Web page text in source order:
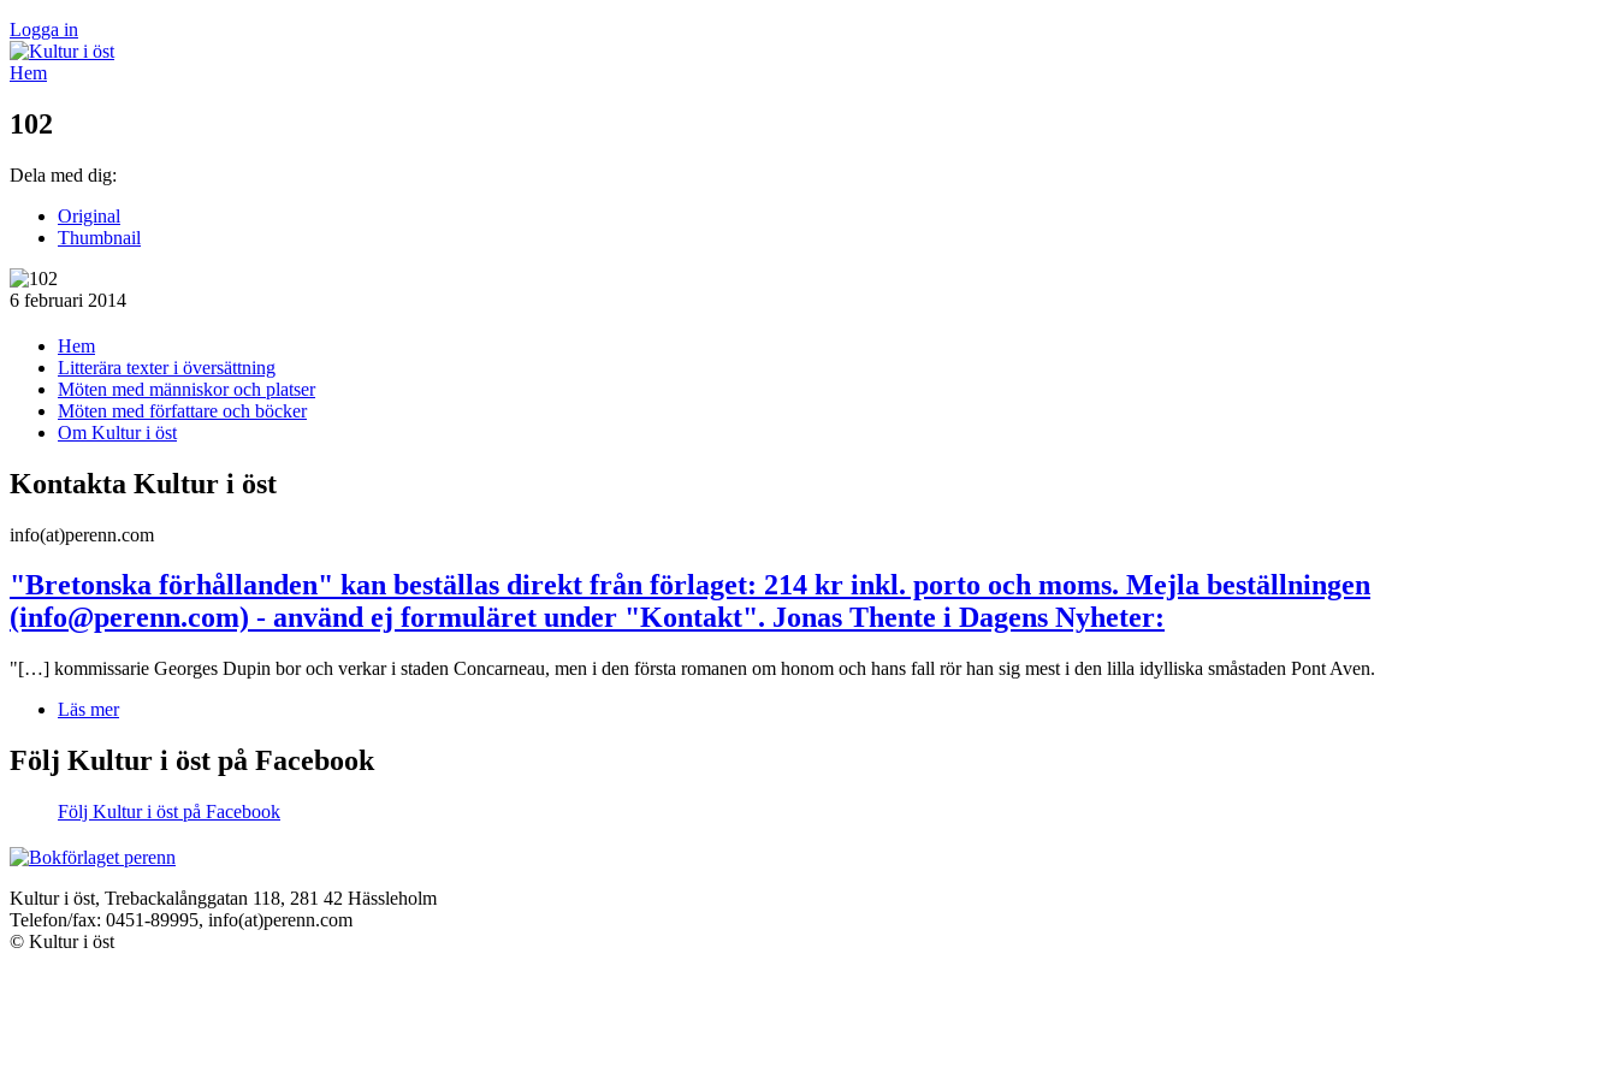
Logga in
Hem
102
Dela med dig:
Original
Thumbnail
6 februari 2014
Hem
Litterära texter i översättning
Möten med människor och platser
Möten med författare och böcker
Om Kultur i öst
Kontakta Kultur i öst
info(at)perenn.com
"Bretonska förhållanden" kan beställas direkt från förlaget: 214 kr inkl. porto och moms. Mejla beställningen
(info@perenn.com) - använd ej formuläret under "Kontakt". Jonas Thente i Dagens Nyheter:
"[…] kommissarie Georges Dupin bor och verkar i staden Concarneau, men i den första romanen om honom och hans fall rör han sig mest i den lilla idylliska småstaden Pont Aven.
Läs mer
Följ Kultur i öst på Facebook
Följ Kultur i öst på Facebook
Kultur i öst, Trebackalånggatan 118, 281 42 Hässleholm
Telefon/fax: 0451-89995, info(at)perenn.com
© Kultur i öst